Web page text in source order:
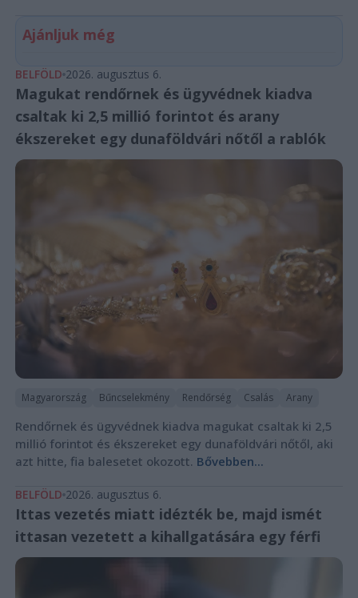
Ajánljuk még
BELFÖLD 2026. augusztus 6.
Magukat rendőrnek és ügyvédnek kiadva
csaltak ki 2,5 millió forintot és arany
ékszereket egy dunaföldvári nőtől a rablók
Magyarország Bűncselekmény Rendőrség Csalás Arany
Rendőrnek és ügyvédnek kiadva magukat csaltak ki 2,5
millió forintot és ékszereket egy dunaföldvári nőtől, aki
azt hitte, fia balesetet okozott. Bővebben...
BELFÖLD 2026. augusztus 6.
Ittas vezetés miatt idézték be, majd ismét
ittasan vezetett a kihallgatására egy férfi